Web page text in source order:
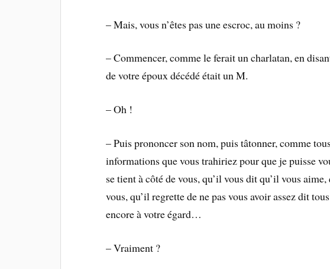
– Mais, vous n’êtes pas une escroc, au moins ?
– Commencer, comme le ferait un charlatan, en
de votre époux décédé était un M.
– Oh !
– Puis prononcer son nom, puis tâtonner, comme
informations que vous trahiriez pour que je puisse
se tient à côté de vous, qu’il vous dit qu’il vous
vous, qu’il regrette de ne pas vous avoir assez dit
encore à votre égard…
– Vraiment ?